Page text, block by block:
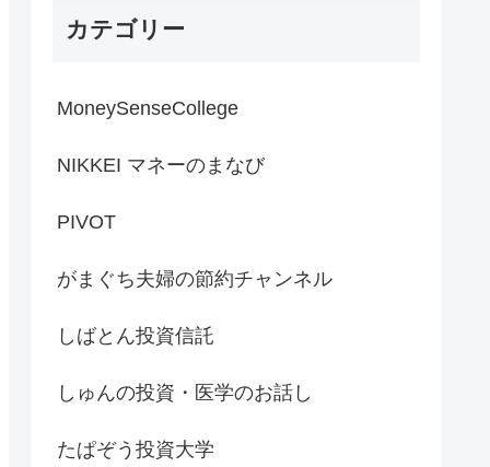
カテゴリー
MoneySenseCollege
NIKKEI マネーのまなび
PIVOT
がまぐち夫婦の節約チャンネル
しばとん投資信託
しゅんの投資・医学のお話し
たぱぞう投資大学